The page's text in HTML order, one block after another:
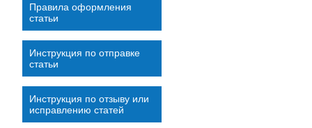
Правила оформления
статьи
Инструкция по отправке
статьи
Инструкция по отзыву или
исправлению статей